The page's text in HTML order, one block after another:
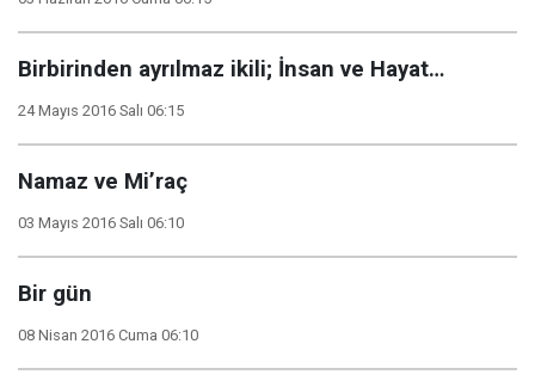
Birbirinden ayrılmaz ikili; İnsan ve Hayat…
24 Mayıs 2016 Salı 06:15
Namaz ve Mi’raç
03 Mayıs 2016 Salı 06:10
Bir gün
08 Nisan 2016 Cuma 06:10